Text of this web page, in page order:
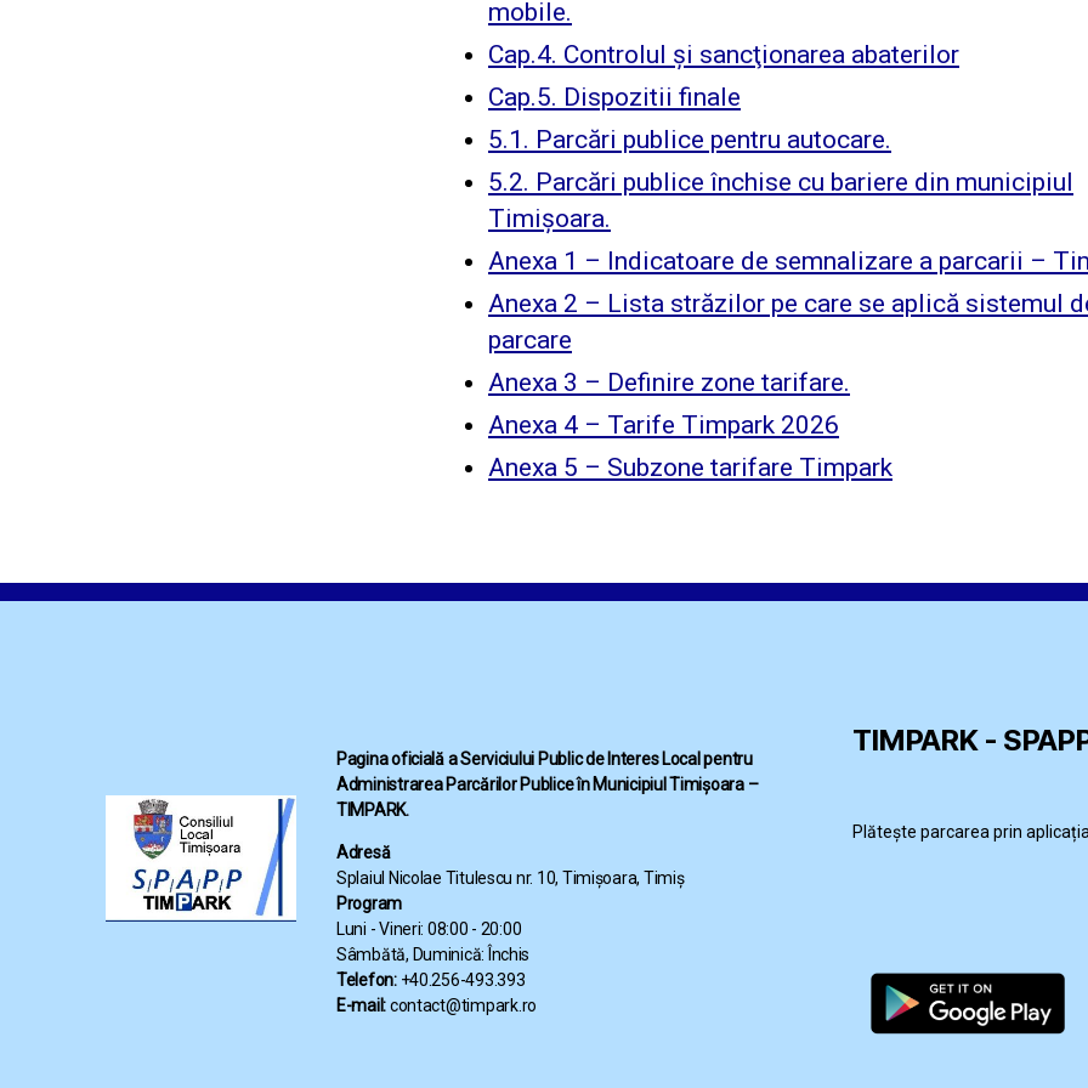
mobile.
Cap.4. Controlul şi sancţionarea abaterilor
Cap.5. Dispozitii finale
5.1. Parcări publice pentru autocare.
5.2. Parcări publice închise cu bariere din municipiul
Timișoara.
Anexa 1 – Indicatoare de semnalizare a parcarii –
Anexa 2 – Lista străzilor pe care se aplică sistemul
parcare
Anexa 3 – Definire zone tarifare.
Anexa 4 – Tarife Timpark 2026
Anexa 5 – Subzone tarifare Timpark
Pagina oficială a Serviciului Public de Interes Local pentru
Administrarea Parcărilor Publice în Municipiul Timișoara –
TIMPARK.
Adresă
Splaiul Nicolae Titulescu nr. 10, Timișoara, Timiș
Program
Luni - Vineri: 08:00 - 20:00
Sâmbătă, Duminică: Închis
Telefon:+40.256-493.393
E-mail:contact@timpark.ro
TIMPARK -
Plătește parcarea prin